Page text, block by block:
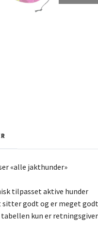
«alle jakthunder»
tilpasset aktive hunder
godt og er meget
kun er